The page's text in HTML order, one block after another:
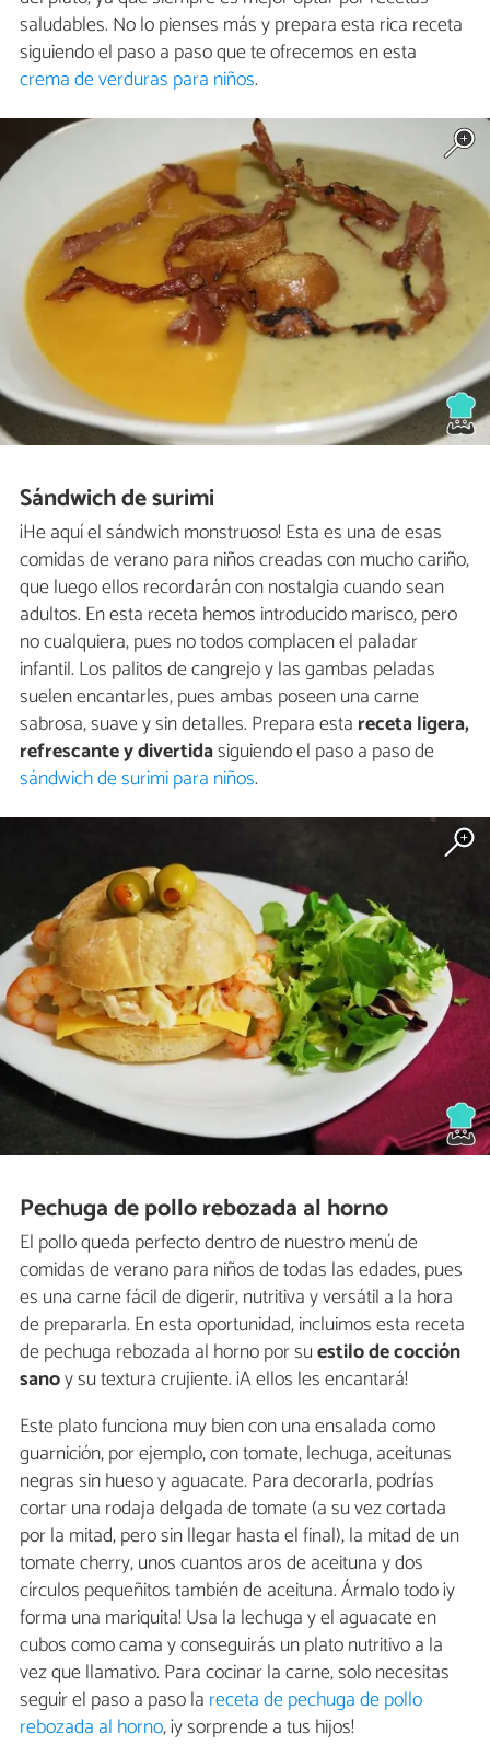
saludables. No lo pienses más y prepara esta rica receta
siguiendo el paso a paso que te ofrecemos en esta
crema de verduras para niños.
Sándwich de surimi
¡He aquí el sándwich monstruoso! Esta es una de esas
comidas de verano para niños creadas con mucho cariño,
que luego ellos recordarán con nostalgia cuando sean
adultos. En esta receta hemos introducido marisco, pero
no cualquiera, pues no todos complacen el paladar
infantil. Los palitos de cangrejo y las gambas peladas
suelen encantarles, pues ambas poseen una carne
sabrosa, suave y sin detalles. Prepara esta receta ligera,
refrescante y divertidasiguiendo el paso a paso de
sándwich de surimi para niños.
Pechuga de pollo rebozada al horno
El pollo queda perfecto dentro de nuestro menú de
comidas de verano para niños de todas las edades, pues
es una carne fácil de digerir, nutritiva y versátil a la hora
de prepararla. En esta oportunidad, incluimos esta receta
de pechuga rebozada al horno por suestilo de cocción
sanoy su textura crujiente. ¡A ellos les encantará!
Este plato funciona muy bien con una ensalada como
guarnición, por ejemplo, con tomate, lechuga, aceitunas
negras sin hueso y aguacate. Para decorarla, podrías
cortar una rodaja delgada de tomate (a su vez cortada
por la mitad, pero sin llegar hasta el final), la mitad de un
tomate cherry, unos cuantos aros de aceituna y dos
círculos pequeñitos también de aceituna. Ármalo todo ¡y
forma una mariquita! Usa la lechuga y el aguacate en
cubos como cama y conseguirás un plato nutritivo a la
vez que llamativo. Para cocinar la carne, solo necesitas
seguir el paso a paso la receta de pechuga de pollo
rebozada al horno, ¡y sorprende a tus hijos!